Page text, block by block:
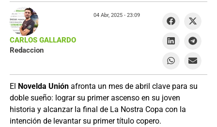
El Novelda Unión afronta un mes de abril clave para su
doble sueño: lograr su primer ascenso en su joven
historia y alcanzar la final de La Nostra Copa con la
intención de levantar su primer título copero.
CARLOS GALLARDO
Redaccion
04 Abr, 2025 - 23:09